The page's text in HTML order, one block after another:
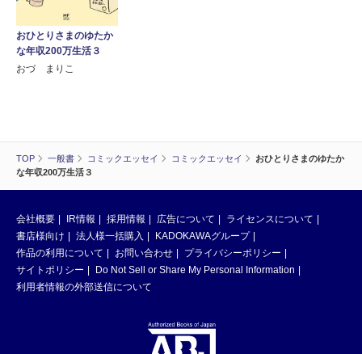
TOP 一般書 コミックエッセイ コミックエッセイ
おひとりさまのゆたか
な年収200万生活３
おひとりさまのゆたか
な年収200万生活３
おづ まりこ
会社概要 IR情報 採用情報 広告について
ライセンスについて
書店様向け
法人様一括購入
KADOKAWAグループ
作品の利用について
お問い合わせ
プライバシーポリシー
サイトポリシー
Do Not Sell or Share My Personal Information
利用者情報の外部送信について